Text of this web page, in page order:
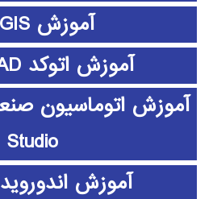
آموزش ArcGIS
آموزش اتوکد AUTOCAD
Studio
آموزش اندوروید android